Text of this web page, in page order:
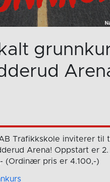
Trafikkskole inviterer til
Arena! Oppstart er
(Ordinær pris er 4.100,-)